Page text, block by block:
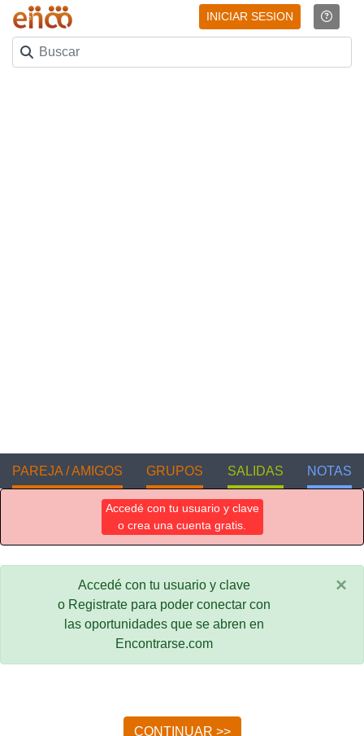
INICIAR SESION
PAREJA / AMIGOS GRUPOS SALIDAS NOTAS
Accedé con tu usuario y clave
o crea una cuenta gratis.
Accedé con tu usuario y clave
o Registrate para poder conectar con
las oportunidades que se abren en
Encontrarse.com
×
CONTINUAR >>